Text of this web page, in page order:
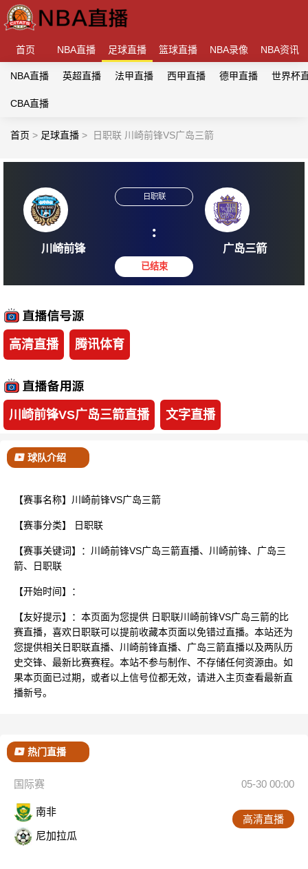
首页 NBA直播 足球直播 篮球直播 NBA录像 NBA资讯
NBA直播 英超直播 法甲直播 西甲直播 德甲直播 世界杯
CBA直播
首页 > 足球直播 > 日职联 川崎前锋VS广岛三箭
:
高清直播 腾讯体育
川崎前锋VS广岛三箭直播 文字直播
球队介绍
【赛事名称】川崎前锋VS广岛三箭
【赛事分类】 日职联
【赛事关键词】：川崎前锋VS广岛三箭直播、川崎前锋、广岛三
箭、日职联
【开始时间】：
【友好提示】：本页面为您提供 日职联川崎前锋VS广岛三箭的比
赛直播，喜欢日职联可以提前收藏本页面以免错过直播。本站还为
您提供相关日职联直播、川崎前锋直播、广岛三箭直播以及两队历
史交锋、最新比赛赛程。本站不参与制作、不存储任何资源由。如
果本页面已过期，或者以上信号位都无效，请进入主页查看最新直
播新号。
热门直播
国际赛 05-30 00:00
南非
尼加拉瓜
高清直播